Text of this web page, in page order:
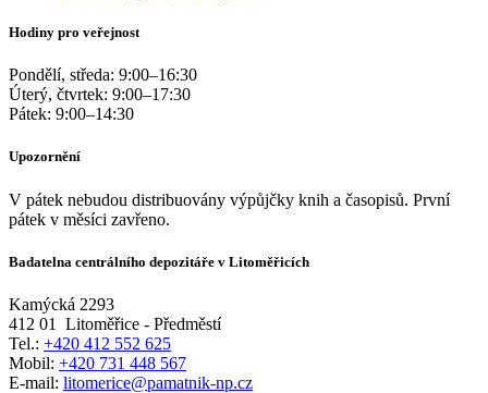
Hodiny pro veřejnost
Pondělí, středa: 9:00–16:30
Úterý, čtvrtek: 9:00–17:30
Pátek: 9:00–14:30
Upozornění
V pátek nebudou distribuovány výpůjčky knih a časopisů. První
pátek v měsíci zavřeno.
Badatelna centrálního depozitáře v Litoměřicích
Kamýcká 2293
412 01
Litoměřice - Předměstí
Tel.: +420 412 552 625
Mobil: +420 731 448 567
E-mail: litomerice@pamatnik-np.cz